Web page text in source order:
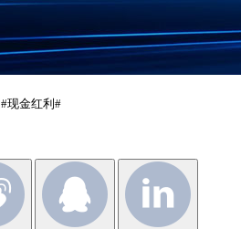
#现金红利#